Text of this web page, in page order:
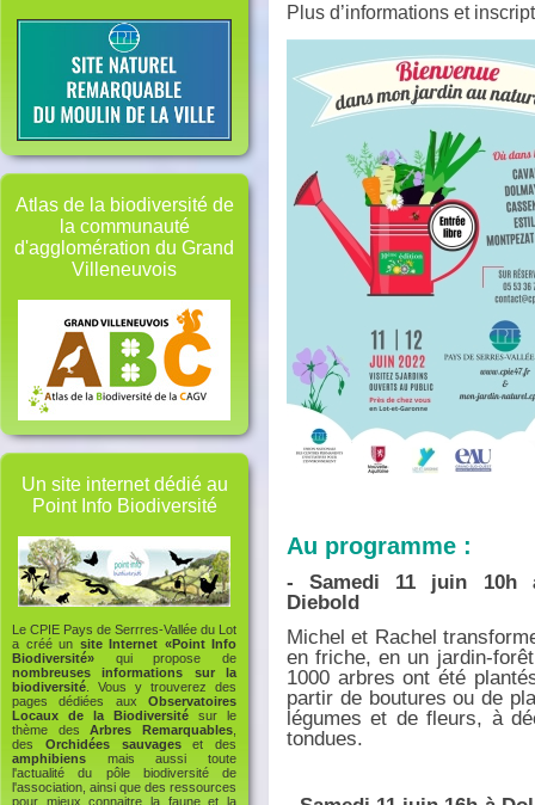
Atlas de la biodiversité de
la communauté
d'agglomération du Grand
Villeneuvois
Un site internet dédié au
Point Info Biodiversité
Le CPIE Pays de Serrres-Vallée du Lot
a créé un site Internet «Point Info
Biodiversité» qui propose de
nombreuses informations sur la
biodiversité . Vous y trouverez des
pages dédiées aux Observatoires
Locaux de la Biodiversité sur le
thème desArbres Remarquables
des Orchidées sauvageset des
amphibiens mais aussi toute
l'actualité du pôle biodiversité de
l'association, ainsi que des ressources
pour mieux connaitre la faune et la
Plus d’informations et
Au programme :
- Samedi 11 juin 10h
Diebold
Michel et Rachel
en friche, en un jardin-
1000 arbres ont été
partir de boutures ou de
légumes et de fleurs, à
tondues.